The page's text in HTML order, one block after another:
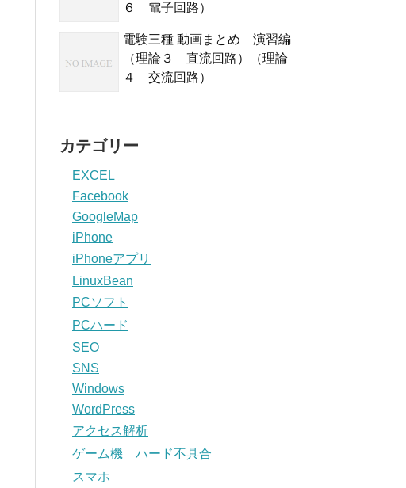
６ 電子回路）
電験三種 動画まとめ 演習編
（理論３ 直流回路）（理論
４ 交流回路）
カテゴリー
EXCEL
Facebook
GoogleMap
iPhone
iPhoneアプリ
LinuxBean
PCソフト
PCハード
SEO
SNS
Windows
WordPress
アクセス解析
ゲーム機 ハード不具合
スマホ